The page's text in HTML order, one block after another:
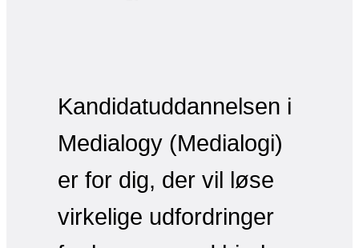
Kandidatuddannelsen i
Medialogy (Medialogi)
er for dig, der vil løse
virkelige udfordringer